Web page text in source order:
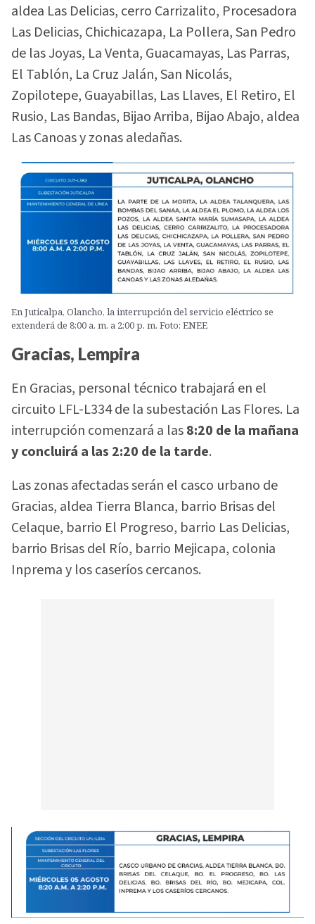
aldea Las Delicias, cerro Carrizalito, Procesadora
Las Delicias, Chichicazapa, La Pollera, San Pedro
de las Joyas, La Venta, Guacamayas, Las Parras,
El Tablón, La Cruz Jalán, San Nicolás,
Zopilotepe, Guayabillas, Las Llaves, El Retiro, El
Rusio, Las Bandas, Bijao Arriba, Bijao Abajo, aldea
Las Canoas y zonas aledañas.
En Juticalpa, Olancho, la interrupción del servicio eléctrico se
extenderá de 8:00 a. m. a 2:00 p. m. Foto: ENEE
Gracias, Lempira
En Gracias, personal técnico trabajará en el
circuito LFL-L334 de la subestación Las Flores. La
interrupción comenzará a las8:20 de la mañana
y concluirá a las 2:20 de la tarde.
Las zonas afectadas serán el casco urbano de
Gracias, aldea Tierra Blanca, barrio Brisas del
Celaque, barrio El Progreso, barrio Las Delicias,
barrio Brisas del Río, barrio Mejicapa, colonia
Inprema y los caseríos cercanos.